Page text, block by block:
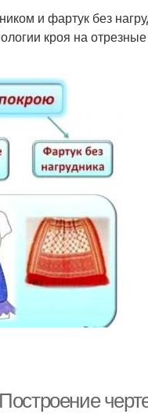
и фартук без
кроя на